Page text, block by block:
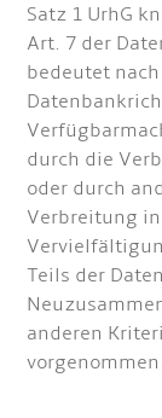
Satz 1 UrhG
Art. 7 der
bedeutet
durch die
oder durch
Verbreitung
Teils der
anderen
vorgenommen.